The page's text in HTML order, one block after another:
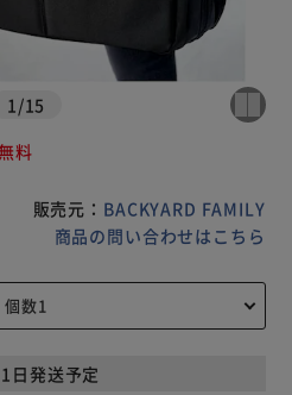
1 /15
料
販売元： BACKYARD FAMILY
商品の問い合わせはこちら
日発送予定